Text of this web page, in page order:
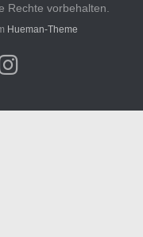
Rechte vorbehalten.
Hueman-Theme